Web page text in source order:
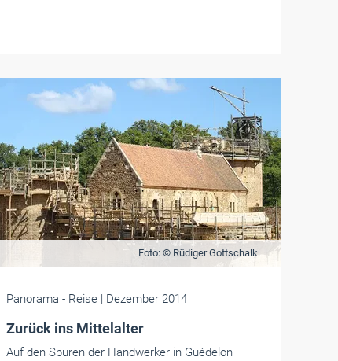
Foto: © Rüdiger Gottschalk
Panorama - Reise | Dezember 2014
Zurück ins Mittelalter
Auf den Spuren der Handwerker in Guédelon –